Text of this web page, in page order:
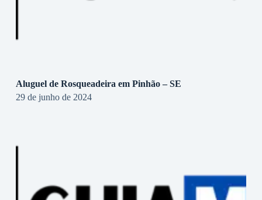
Aluguel de Rosqueadeira em Pinhão – SE
29 de junho de 2024